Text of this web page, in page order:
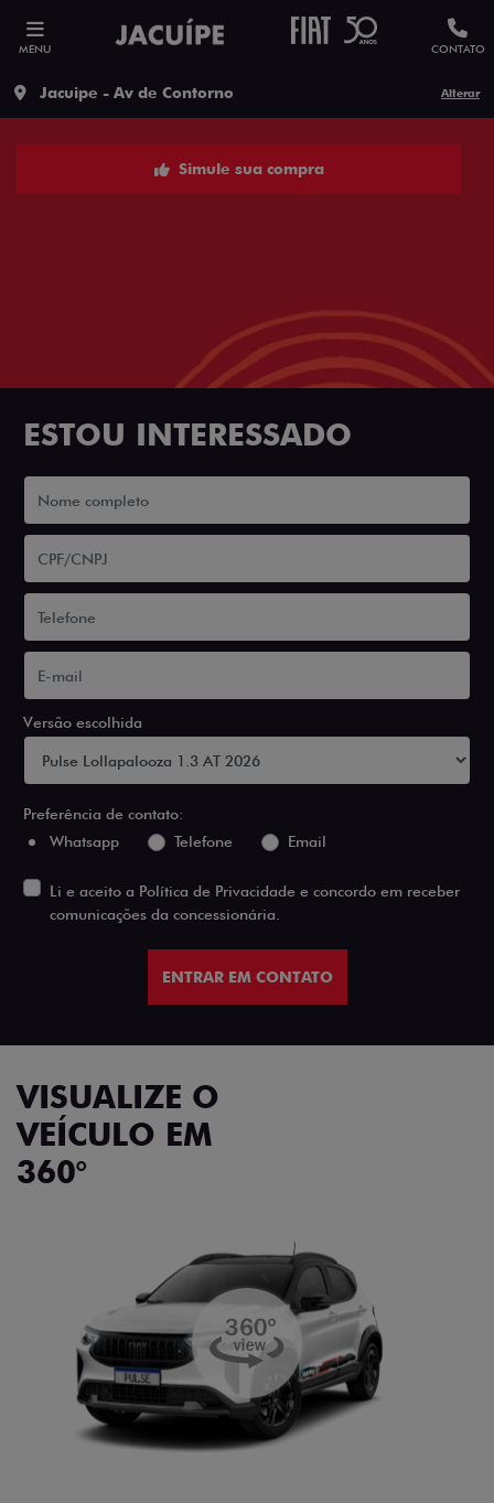
MENU CONTATO
Jacuipe - Av de Contorno Alterar
ESTOU INTERESSADO
Versão escolhida
Preferência de contato:
Whatsapp
Telefone Email
Li e aceito a Política de Privacidade e concordo em receber
comunicações da concessionária.
ENTRAR EM CONTATO
Simule sua compra
VISUALIZE O
VEÍCULO EM
360°